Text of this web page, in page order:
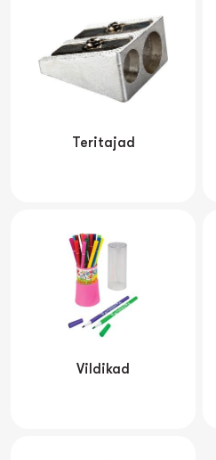
Teritajad
Vildikad